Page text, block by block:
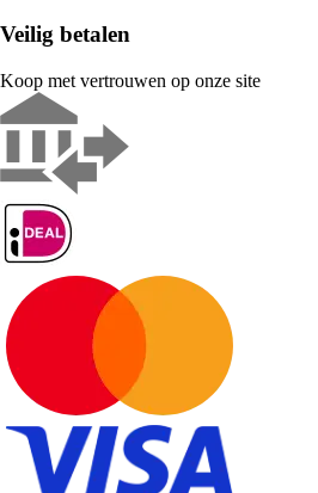
Veilig betalen
Koop met vertrouwen op onze site